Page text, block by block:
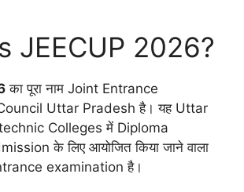
JEECUP 2026?
का पूरा नाम Joint Entrance
Uttar Pradesh है। यह Uttar
Colleges में Diploma
के लिए आयोजित किया जाने वाला
examination है।